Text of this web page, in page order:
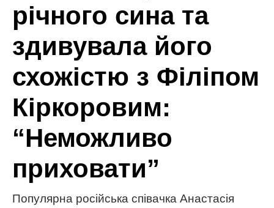
річного сина та
здивувала його
схожістю з Філіпом
Кіркоровим:
“Неможливо
приховати”
Популярна російська співачка Анастасія